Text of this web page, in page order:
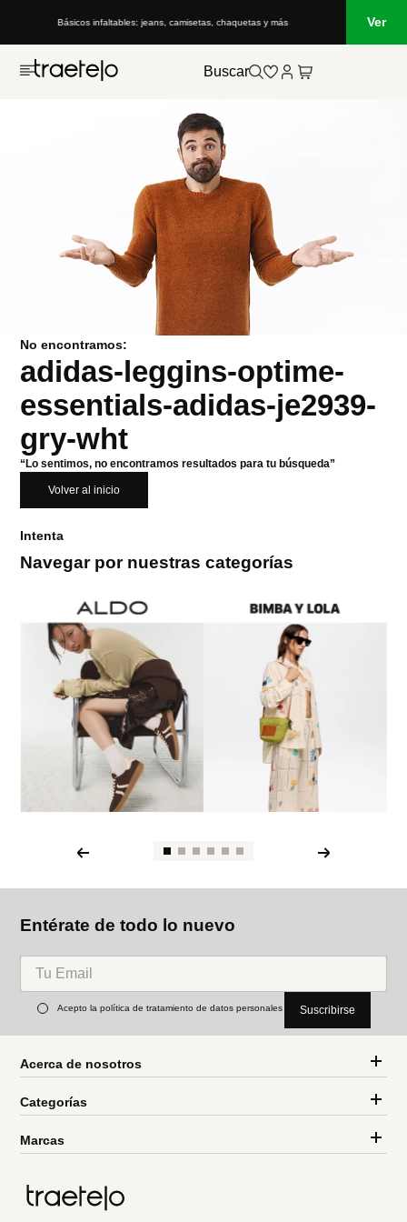
Básicos infaltables: jeans, camisetas, chaquetas y más Ver
Buscar
No encontramos:
adidas-leggins-optime-
essentials-adidas-je2939-
gry-wht
“Lo sentimos, no encontramos resultados para tu búsqueda”
Volver al inicio
Intenta
Navegar por nuestras categorías
Entérate de todo lo nuevo
Acepto la política de tratamiento de datos personales Suscribirse
Acerca de nosotros
Categorías
Marcas